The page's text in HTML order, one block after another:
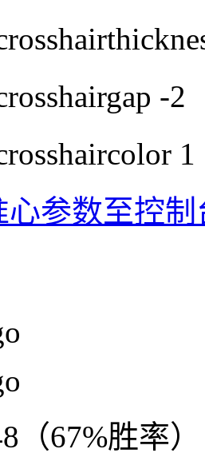
-2
1
心参数至控制
（67%胜率）